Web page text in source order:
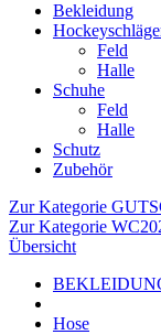
Bekleidung
Feld
Halle
Schuhe
Feld
Halle
Schutz
Zubehör
Zur Kategorie
Zur Kategorie
Übersicht
Hose